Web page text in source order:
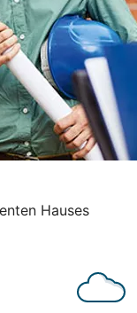
Hauses